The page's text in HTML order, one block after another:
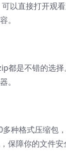
直接打开观
。
都是不错的选
。
种格式压缩包
保障你的文件安